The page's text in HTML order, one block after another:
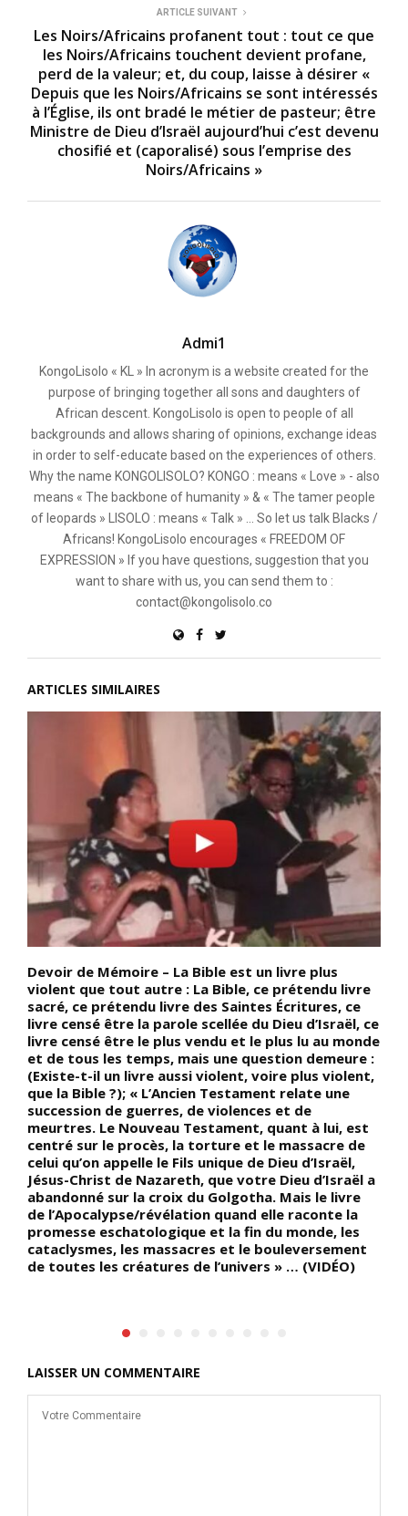
ARTICLE SUIVANT
Les Noirs/Africains profanent tout : tout ce que
les Noirs/Africains touchent devient profane,
perd de la valeur; et, du coup, laisse à désirer «
Depuis que les Noirs/Africains se sont intéressés
à l’Église, ils ont bradé le métier de pasteur; être
Ministre de Dieu d’Israël aujourd’hui c’est devenu
chosifié et (caporalisé) sous l’emprise des
Noirs/Africains »
Admi1
KongoLisolo « KL » In acronym is a website created for the
purpose of bringing together all sons and daughters of
African descent. KongoLisolo is open to people of all
backgrounds and allows sharing of opinions, exchange ideas
in order to self-educate based on the experiences of others.
Why the name KONGOLISOLO? KONGO : means « Love » - also
means « The backbone of humanity » & « The tamer people
of leopards » LISOLO : means « Talk » ... So let us talk Blacks /
Africans! KongoLisolo encourages « FREEDOM OF
EXPRESSION » If you have questions, suggestion that you
want to share with us, you can send them to :
contact@kongolisolo.co
ARTICLES SIMILAIRES
Devoir de Mémoire – La Bible est un livre plus
violent que tout autre : La Bible, ce prétendu livre
sacré, ce prétendu livre des Saintes Écritures, ce
livre censé être la parole scellée du Dieu d’Israël, ce
livre censé être le plus vendu et le plus lu au monde
et de tous les temps, mais une question demeure :
(Existe-t-il un livre aussi violent, voire plus violent,
que la Bible ?); « L’Ancien Testament relate une
succession de guerres, de violences et de
meurtres. Le Nouveau Testament, quant à lui, est
centré sur le procès, la torture et le massacre de
celui qu’on appelle le Fils unique de Dieu d’Israël,
Jésus-Christ de Nazareth, que votre Dieu d’Israël a
abandonné sur la croix du Golgotha. Mais le livre
de l’Apocalypse/révélation quand elle raconte la
promesse eschatologique et la fin du monde, les
cataclysmes, les massacres et le bouleversement
de toutes les créatures de l’univers » … (VIDÉO)
LAISSER UN COMMENTAIRE